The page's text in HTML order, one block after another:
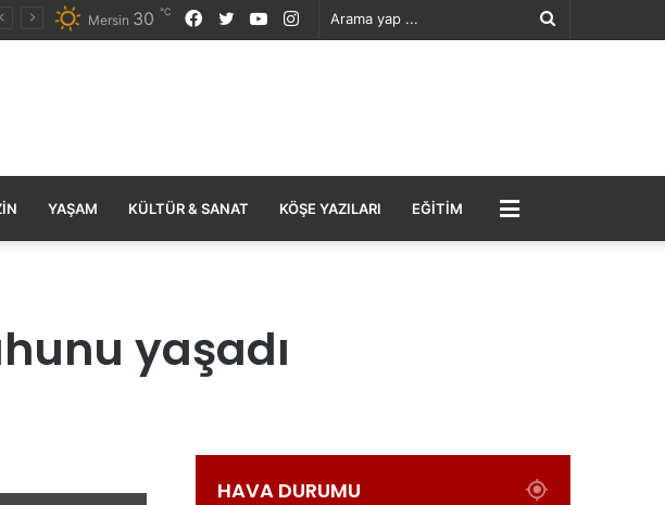
Arama
Instagram
YouTube
Twitter
Facebook
Mersin 30 ℃
YAŞAM KÜLTÜR & SANAT KÖŞE YAZILARI EĞITIM MENÜ
yaşadı
Yazdır HAVA DURUMU